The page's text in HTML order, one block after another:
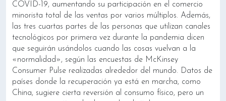
COVID-19, aumentando su participación en el comercio
minorista total de las ventas por varios múltiplos. Además,
las tres cuartas partes de las personas que utilizan canales
tecnológicos por primera vez durante la pandemia dicen
que seguirán usándolos cuando las cosas vuelvan a la
«normalidad», según las encuestas de McKinsey
Consumer Pulse realizadas alrededor del mundo. Datos de
países donde la recuperación ya está en marcha, como
China, sugiere cierta reversión al consumo físico, pero un